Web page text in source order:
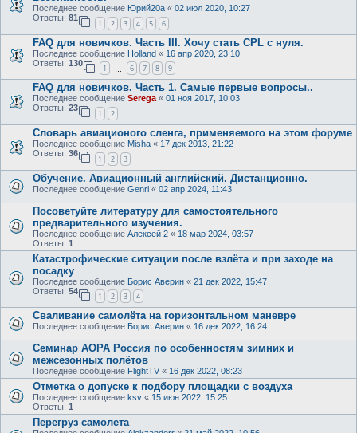
Последнее сообщение Юрий20а « 02 июл 2020, 10:27
Ответы: 81
1 2 3 4 5 6
FAQ для новичков. Часть III. Хочу стать CPL c нуля.
Последнее сообщение Holland « 16 апр 2020, 23:10
Ответы: 130
1 6 7 8 9
FAQ для новичков. Часть 1. Самые первые вопросы..
Последнее сообщение Serega« 01 ноя 2017, 10:03
Ответы: 23
1 2
Словарь авиационого сленга, применяемого на этом форуме
Последнее сообщение Misha « 17 дек 2013, 21:22
Ответы: 36
1 2 3
Обучение. Авиационный английский. Дистанционно.
Последнее сообщение Genri « 02 апр 2024, 11:43
Посоветуйте литературу для самостоятельного
предварительного изучения.
Последнее сообщение Алексей 2 « 18 мар 2024, 03:57
Ответы: 1
Катастрофические ситуации после взлёта и при заходе на
посадку
Последнее сообщение Борис Аверин « 21 дек 2022, 15:47
Ответы: 54
1 2 3 4
Сваливание самолёта на горизонтальном маневре
Последнее сообщение Борис Аверин « 16 дек 2022, 16:24
Семинар AOPA Россия по особенностям зимних и
межсезонных полётов
Последнее сообщение FlightTV « 16 дек 2022, 08:23
Отметка о допуске к подбору площадки с воздуха
Последнее сообщение ksv « 15 июн 2022, 15:25
Ответы: 1
Перегруз самолета